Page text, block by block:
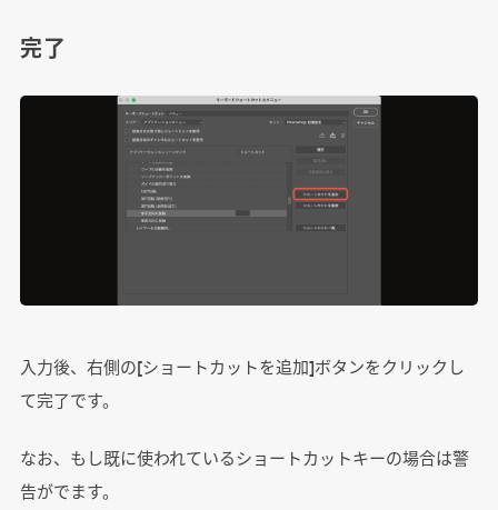
完了
入力後、右側の[ショートカットを追加]ボタンをクリックし
て完了です。
なお、もし既に使われているショートカットキーの場合は警
告がでます。